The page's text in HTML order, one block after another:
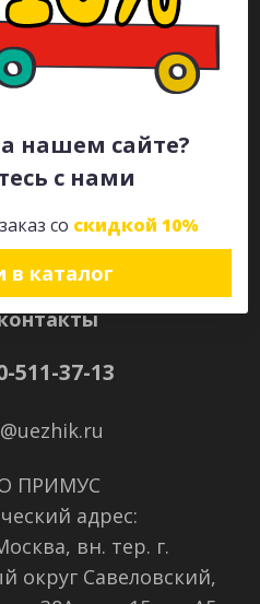
нашем сайте?
с нами
со скидкой 10%
в каталог
в курсе!
511-37-13
ПРИМУС
адрес:
вн. тер. г.
округ Савеловский,